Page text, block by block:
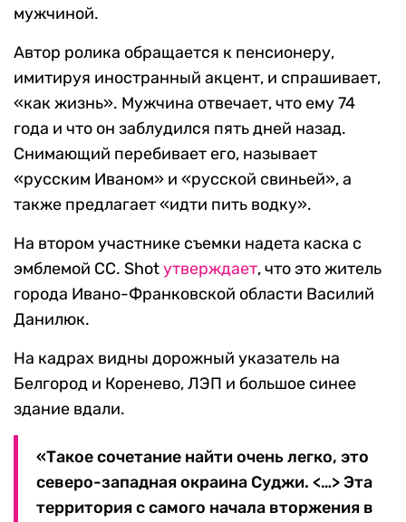
мужчиной.
Автор ролика обращается к пенсионеру,
имитируя иностранный акцент, и спрашивает,
«как жизнь». Мужчина отвечает, что ему 74
года и что он заблудился пять дней назад.
Снимающий перебивает его, называет
«русским Иваном» и «русской свиньей», а
также предлагает «идти пить водку».
На втором участнике съемки надета каска с
эмблемой СС. Shotутверждает, что это житель
города Ивано-Франковской области Василий
Данилюк.
На кадрах видны дорожный указатель на
Белгород и Коренево, ЛЭП и большое синее
здание вдали.
«Такое сочетание найти очень легко, это
северо-западная окраина Суджи. <…> Эта
территория с самого начала вторжения в